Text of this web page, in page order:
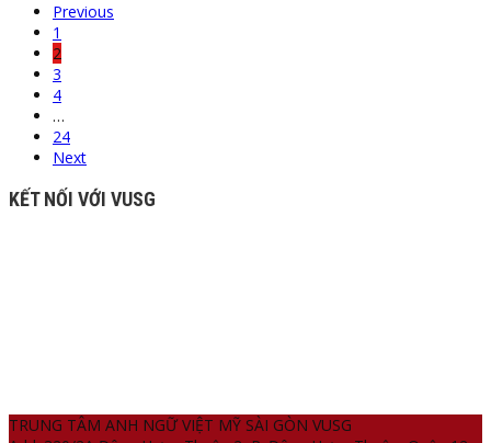
Previous
1
2
3
4
…
24
Next
KẾT NỐI VỚI VUSG
TRUNG TÂM ANH NGỮ VIỆT MỸ SÀI GÒN VUSG